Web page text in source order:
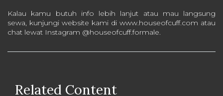
Kalau kamu butuh info lebih lanjut atau mau langsung
sewa, kunjungi website kami di www.houseofcuff.com atau
chat lewat Instagram @houseofcuff.formale.
Related Content